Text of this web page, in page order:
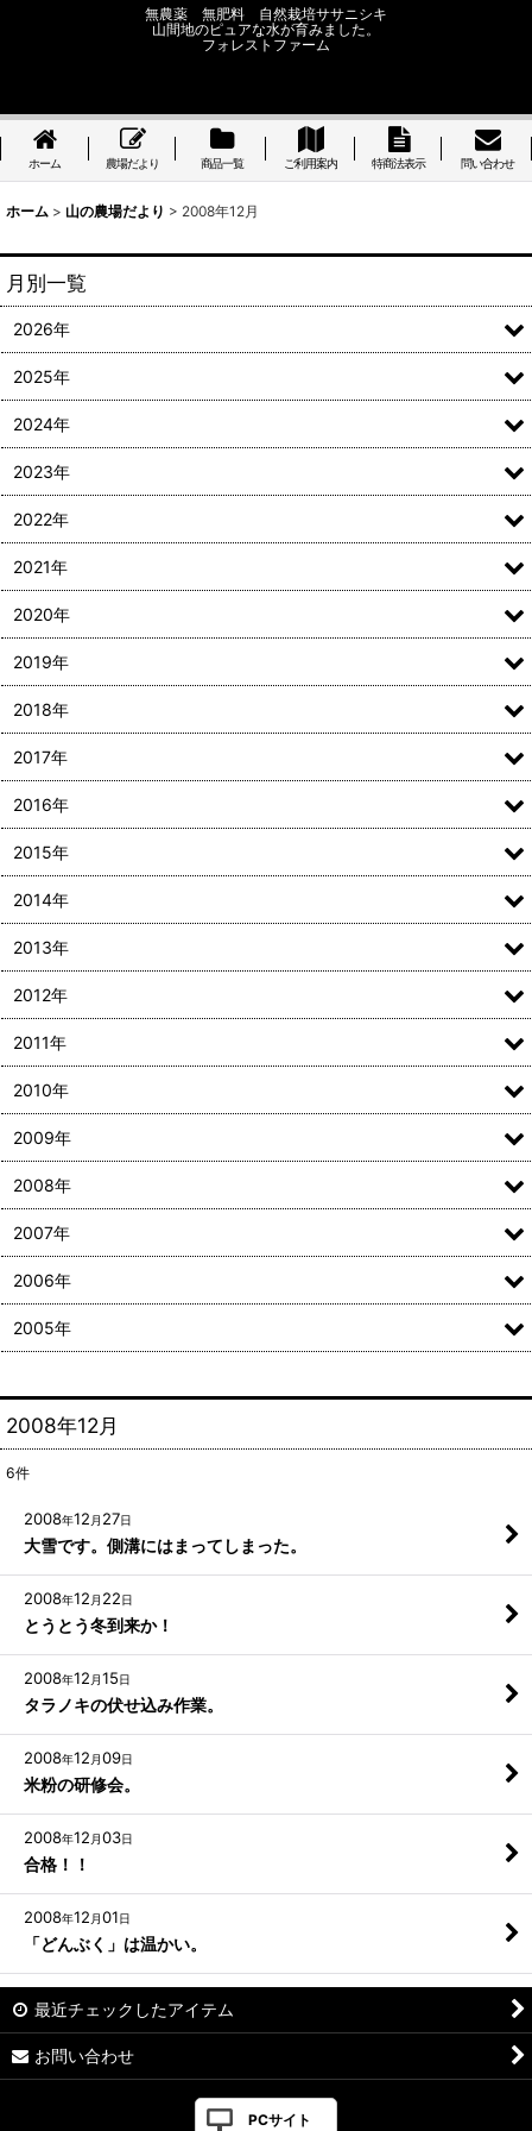
無農薬 無肥料 自然栽培ササニシキ
山間地のピュアな水が育みました。
フォレストファーム
ホーム 農場だより 商品一覧 ご利用案内 特商法表示 問い合わせ
ホーム > 山の農場だより > 2008年12月
2008年12月
6件
2008年12 月 27日
大雪です。側溝にはまってしまった。
2008年12 月 22日
とうとう冬到来か！
2008年12 月15日
タラノキの伏せ込み作業。
2008年12 月09日
米粉の研修会。
2008年12 月03日
合格！！
2008年12 月01日
「どんぶく」は温かい。
月別一覧
2026年
2025年
2024年
2023年
2022年
2021年
2020年
2019年
2018年
2017年
2016年
2015年
2014年
2013年
2012年
2011年
2010年
2009年
2008年
2007年
2006年
2005年
最近チェックしたアイテム
お問い合わせ
PCサイト